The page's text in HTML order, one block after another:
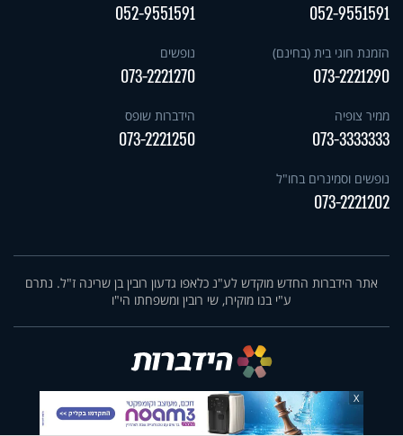
052-9551591
052-9551591
הזמנת חוגי בית (בחינם)
073-2221290
נופשים
073-2221270
ממיר צופיה
073-3333333
הידברות שופס
073-2221250
נופשים וסמינרים בחו"ל
073-2221202
אתר הידברות החדש מוקדש לע"נ כלאפו גדעון רובין בן שרינה ז"ל. נתרם
ע"י בנו מוקירו, שי רובין ומשפחתו הי"ו
X